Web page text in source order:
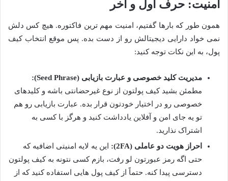
امنیت: حرف اول و آخر
همون طور که بارها گفتیم، امنیت مهم ترین فاکتوره. هیچ کس دلش
نمی خواد دارایی دیجیتالش رو از دست بده. پس موقع انتخاب کیف
پول، به این نکات توجه کنید:
مدیریت کلید خصوصی و عبارت بازیابی (Seed Phrase):
مطمئن بشید کیف پولتون از نوع غیرحضانتی باشه و کلیدهای
خصوصی رو در اختیار خودتون قرار بده. عبارت بازیابی رو هم
تو یه جای امن و آفلاین یادداشت کنید و هرگز با کسی به
اشتراک نذارید.
احراز هویت دو عاملی (2FA):
این یه لایه امنیتی اضافیه که
حتی اگه رمز عبورتون لو رفت، بازم کسی نتونه به کیف پولتون
دسترسی پیدا کنه. حتماً از کیف پول هایی استفاده کنید که از